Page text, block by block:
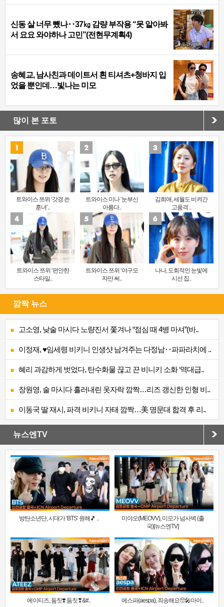
신동 살 너무 뺐나‥37㎏ 감량 부작용 “못 알아봐
서 요요 와야하나 고민”(전현무계획4)
송혜교, 남사친과 데이트서 흰 티셔츠+청바지 입
었을 뿐인데…빛나는 미모
많이 본 포토
트와이스 쯔위 ‘갓경 쓴
훈녀’..
트와이스 미나 ‘눈부신
아름다..
김희애, 세월도 비켜간
고품격 ..
트와이스 쯔위 ‘편안한
스타일..
트와이스 쯔위 ‘야구모
자만 써..
나나, 도회적인 눈빛에
시선 집..
깜짝 뉴스
고소영, 낮술 마시다 노량진서 쫓겨나 “점심 때 4병 마셔”(바..
이정재, ♥임세령 비키니 인생샷 남겨주는 다정남‥파파라치에 ..
혜리 과감하게 벗었다, 탄수화물 끊고 끈 비니키 소화 ‘역대급..
장원영, 술 마시다 흘러내린 옷자락 깜짝…리즈 갱신한 인형 비..
이동국 딸 재시, 파격 비키니 자태 깜짝…美 명문대 합격 후 리..
뉴스엔TV
방탄소년단, 시대가 ‘BTS’ 원해🎵 ..
미야오(MEOVV), 미모가 넘사벽 (출
국)[뉴스엔TV]
에이티즈, 둠칫❣️ 둠칫❣&#.. 에스파(aespa), 죄송해요🥺🎤마이..